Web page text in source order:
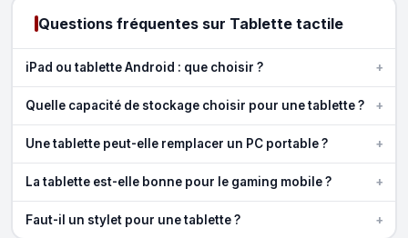
Questions fréquentes sur Tablette tactile
iPad ou tablette Android : que choisir ? +
Quelle capacité de stockage choisir pour une tablette ? +
Une tablette peut-elle remplacer un PC portable ? +
La tablette est-elle bonne pour le gaming mobile ? +
Faut-il un stylet pour une tablette ? +